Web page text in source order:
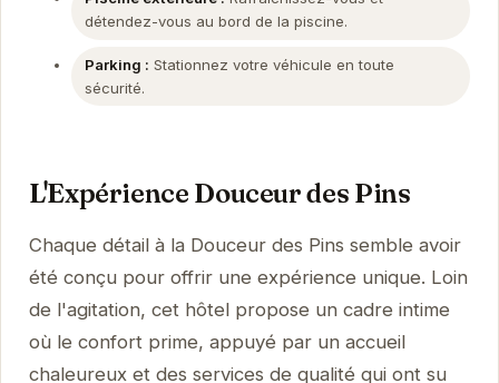
détendez-vous au bord de la piscine.
Parking : Stationnez votre véhicule en toute
sécurité.
L'Expérience Douceur des Pins
Chaque détail à la Douceur des Pins semble avoir
été conçu pour offrir une expérience unique. Loin
de l'agitation, cet hôtel propose un cadre intime
où le confort prime, appuyé par un accueil
chaleureux et des services de qualité qui ont su